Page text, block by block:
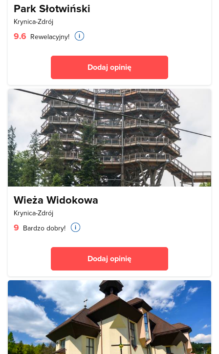
Park Słotwiński
Krynica-Zdrój
9.6 Rewelacyjny!
Dodaj opinię
Wieża Widokowa
Krynica-Zdrój
9 Bardzo dobry!
Dodaj opinię